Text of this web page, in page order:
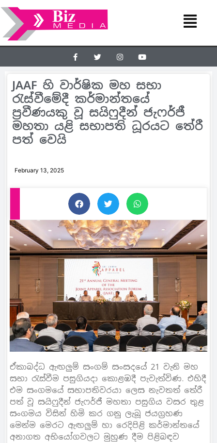
JAAF හි වාර්ෂික මහ සභා
රැස්වීමේදී කර්මාන්තයේ
ප්‍රවීණයකු වූ සයිෆුදීන් ජැෆර්ජී
මහතා යළි සභාපති ධූරයට තේරී
පත් වෙයි
February 13, 2025
ඒකාබද්ධ ඇඟලුම් සංගම් සංසදයේ 21 වැනි මහ
සභා රැස්වීම පසුගියදා කොළඹදී පැවැත්විණ. එහිදී
එම සංගමයේ සභාපතිවරයා ලෙස නැවතත් තේරී
පත් වූ සයිෆුදීන් ජැෆර්ජී මහතා පසුගිය වසර තුළ
සංගමය විසින් හිමි කර ගනු ලැබූ ජයග්‍රහණ
මෙන්ම මෙරට ඇඟලුම් හා රෙදිපිළි කර්මාන්තයේ
අනාගත අභියෝගවලට මුහුණ දීම පිළිබඳව